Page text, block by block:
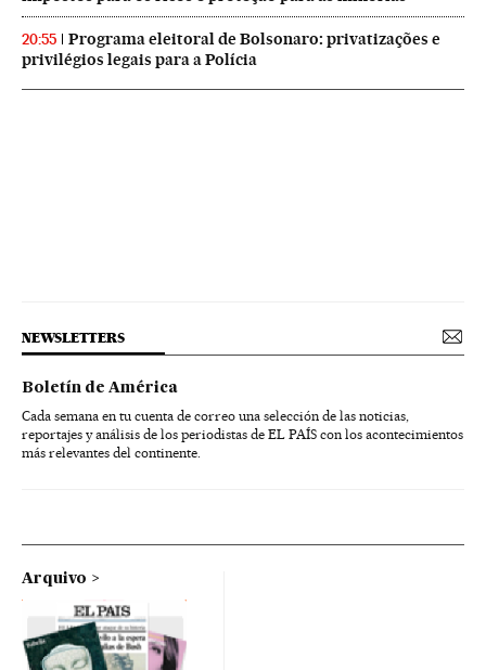
20:55
Programa eleitoral de Bolsonaro: privatizações e
privilégios legais para a Polícia
NEWSLETTERS
Boletín de América
Cada semana en tu cuenta de correo una selección de las noticias,
reportajes y análisis de los periodistas de EL PAÍS con los acontecimientos
más relevantes del continente.
Arquivo